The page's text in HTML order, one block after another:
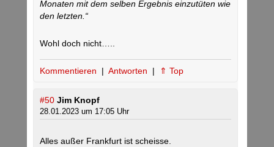
Monaten mit dem selben Ergebnis einzutüten wie
den letzten.“
Wohl doch nicht…..
Kommentieren | Antworten | ⇑ Top
#50 Jim Knopf
28.01.2023 um 17:05 Uhr
Alles außer Frankfurt ist scheisse.